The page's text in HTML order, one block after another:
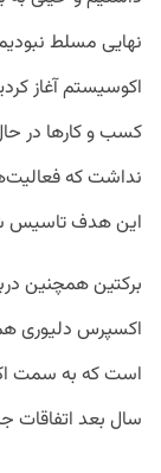
نهایی مسلط
اکوسیستم آغاز
کسب و کارها در
نداشت که
این هدف تاسیس
برکتین همچنین
اکسپرس دلیوری
است که به سمت
سال بعد اتفاقات